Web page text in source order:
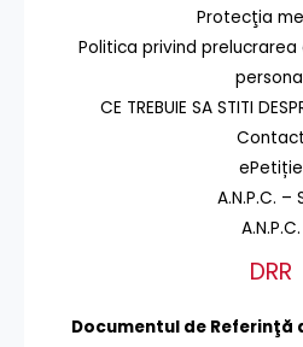
Protecţia
Politica privind
CE TREBUIE SA STITI
Contact
ePetiție
A.N.P.C. –
A.N.P.C.
DRR
Documentul de Referinţă